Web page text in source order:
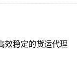
效稳定的货运代理